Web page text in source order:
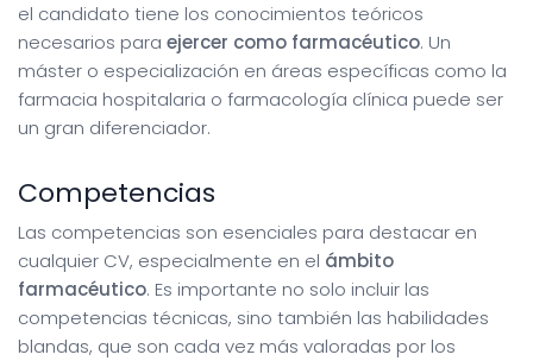
el candidato tiene los conocimientos teóricos
necesarios para ejercer como farmacéutico. Un
máster o especialización en áreas específicas como la
farmacia hospitalaria o farmacología clínica puede ser
un gran diferenciador.
Competencias
Las competencias son esenciales para destacar en
cualquier CV, especialmente en el ámbito
farmacéutico. Es importante no solo incluir las
competencias técnicas, sino también las habilidades
blandas, que son cada vez más valoradas por los